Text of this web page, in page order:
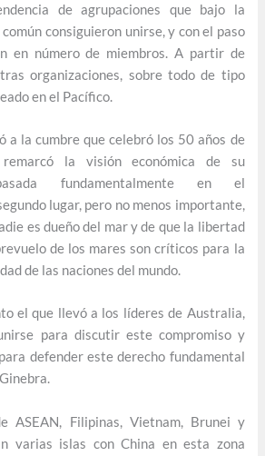
de agrupaciones que bajo la
consiguieron unirse, y con el paso
en número de miembros. A partir de
organizaciones, sobre todo de tipo
en el Pacífico.
a la cumbre que celebró los 50 años de
la visión económica de su
fundamentalmente en el
lugar, pero no menos importante,
es dueño del mar y de que la libertad
de los mares son críticos para la
de las naciones del mundo.
el que llevó a los líderes de Australia,
para discutir este compromiso y
defender este derecho fundamental
ASEAN, Filipinas, Vietnam, Brunei y
varias islas con China en esta zona